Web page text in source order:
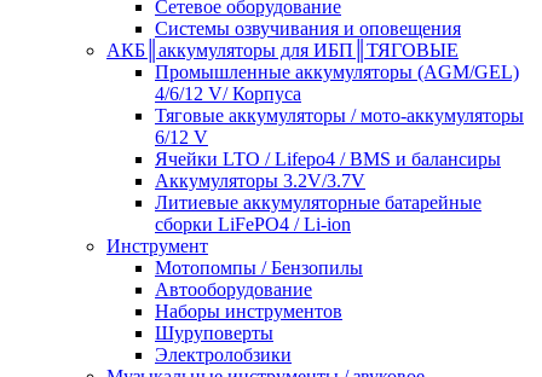
Сетевое оборудование
Системы озвучивания и оповещения
АКБ║аккумуляторы для ИБП║ТЯГОВЫЕ
Промышленные аккумуляторы (AGM/GEL)
4/6/12 V/ Корпуса
Тяговые аккумуляторы / мото-аккумуляторы
6/12 V
Ячейки LTO / Lifepo4 / BMS и балансиры
Аккумуляторы 3.2V/3.7V
Литиевые аккумуляторные батарейные
сборки LiFePO4 / Li-ion
Инструмент
Мотопомпы / Бензопилы
Автооборудование
Наборы инструментов
Шуруповерты
Электролобзики